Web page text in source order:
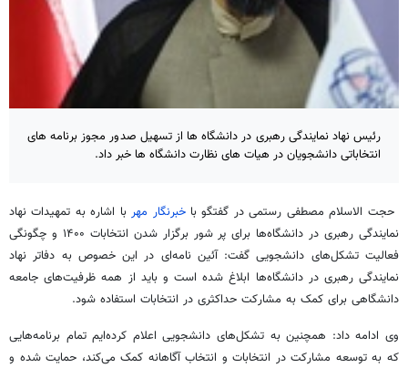
رئیس نهاد نمایندگی رهبری در دانشگاه ها از تسهیل صدور مجوز برنامه های
انتخاباتی دانشجویان در هیات های نظارت دانشگاه ها خبر داد.
 حجت الاسلام مصطفی رستمی در گفتگو با خبرنگار مهر با اشاره به تمهیدات نهاد
نمایندگی رهبری در دانشگاه‌ها برای پر شور برگزار شدن انتخابات ۱۴۰۰ و چگونگی
فعالیت تشکل‌های دانشجویی گفت: آئین نامه‌ای در این خصوص به دفاتر نهاد
نمایندگی رهبری در دانشگاه‌ها ابلاغ شده است و باید از همه ظرفیت‌های جامعه
دانشگاهی برای کمک به مشارکت حداکثری در انتخابات استفاده شود.
وی ادامه داد: همچنین به تشکل‌های دانشجویی اعلام کرده‌ایم تمام برنامه‌هایی
که بهتوسعه مشارکتدر انتخابات و انتخاب آگاهانه کمک می‌کند، حمایت شده و